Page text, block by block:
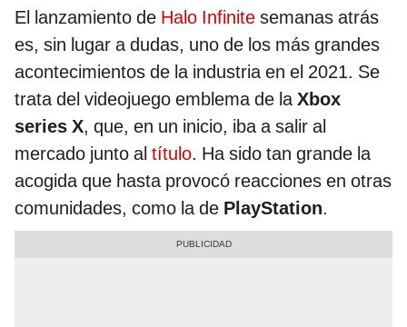
El lanzamiento de Halo Infinite semanas atrás
es, sin lugar a dudas, uno de los más grandes
acontecimientos de la industria en el 2021. Se
trata del videojuego emblema de laXbox
series X, que, en un inicio, iba a salir al
mercado junto al título. Ha sido tan grande la
acogida que hasta provocó reacciones en otras
comunidades, como la de PlayStation.